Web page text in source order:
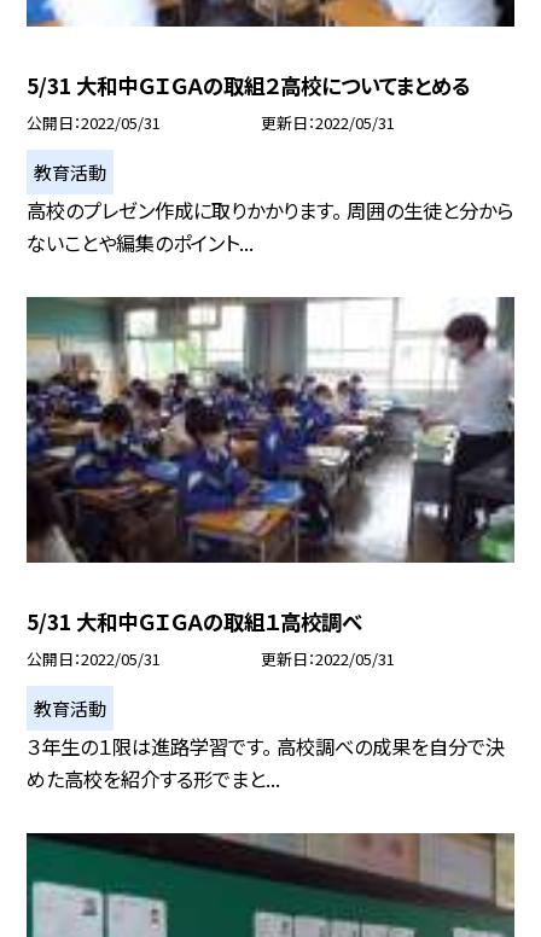
5/31 大和中ＧＩＧＡの取組２高校についてまとめる
公開日 2022/05/31 更新日 2022/05/31
教育活動
高校のプレゼン作成に取りかかります。 周囲の生徒と分から
ないことや編集のポイント...
5/31 大和中ＧＩＧＡの取組１高校調べ
公開日 2022/05/31 更新日 2022/05/31
教育活動
３年生の１限は進路学習です。 高校調べの成果を自分で決
めた高校を紹介する形でまと...